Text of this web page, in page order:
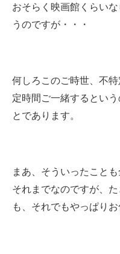
おそらく映画館くらい
うのですが・・・
何しろこのご時世、不
定時間ご一緒するとい
とであります。
まあ、そういったこと
それまでなのですが、
も、それでもやっぱり